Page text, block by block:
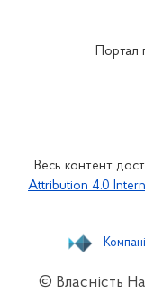
Портал
Весь контент
Attribution 4.0
© Власність